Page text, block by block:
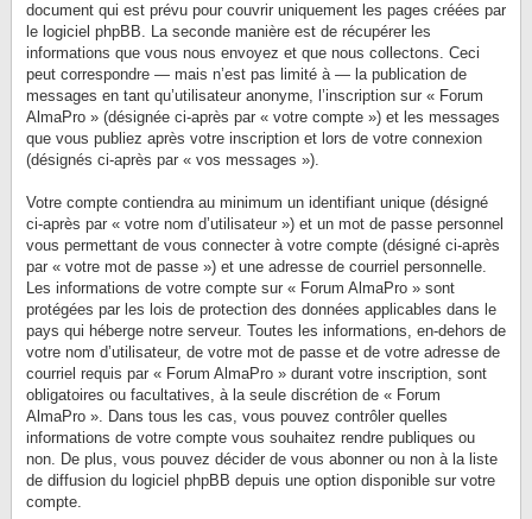
document qui est prévu pour couvrir uniquement les pages créées par
le logiciel phpBB. La seconde manière est de récupérer les
informations que vous nous envoyez et que nous collectons. Ceci
peut correspondre — mais n’est pas limité à — la publication de
messages en tant qu’utilisateur anonyme, l’inscription sur « Forum
AlmaPro » (désignée ci-après par « votre compte ») et les messages
que vous publiez après votre inscription et lors de votre connexion
(désignés ci-après par « vos messages »).
Votre compte contiendra au minimum un identifiant unique (désigné
ci-après par « votre nom d’utilisateur ») et un mot de passe personnel
vous permettant de vous connecter à votre compte (désigné ci-après
par « votre mot de passe ») et une adresse de courriel personnelle.
Les informations de votre compte sur « Forum AlmaPro » sont
protégées par les lois de protection des données applicables dans le
pays qui héberge notre serveur. Toutes les informations, en-dehors de
votre nom d’utilisateur, de votre mot de passe et de votre adresse de
courriel requis par « Forum AlmaPro » durant votre inscription, sont
obligatoires ou facultatives, à la seule discrétion de « Forum
AlmaPro ». Dans tous les cas, vous pouvez contrôler quelles
informations de votre compte vous souhaitez rendre publiques ou
non. De plus, vous pouvez décider de vous abonner ou non à la liste
de diffusion du logiciel phpBB depuis une option disponible sur votre
compte.